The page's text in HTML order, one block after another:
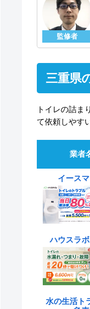
監修者
三重県
トイレの詰ま
て依頼しやす
業者
イース
ハウスラ
水の生活ト